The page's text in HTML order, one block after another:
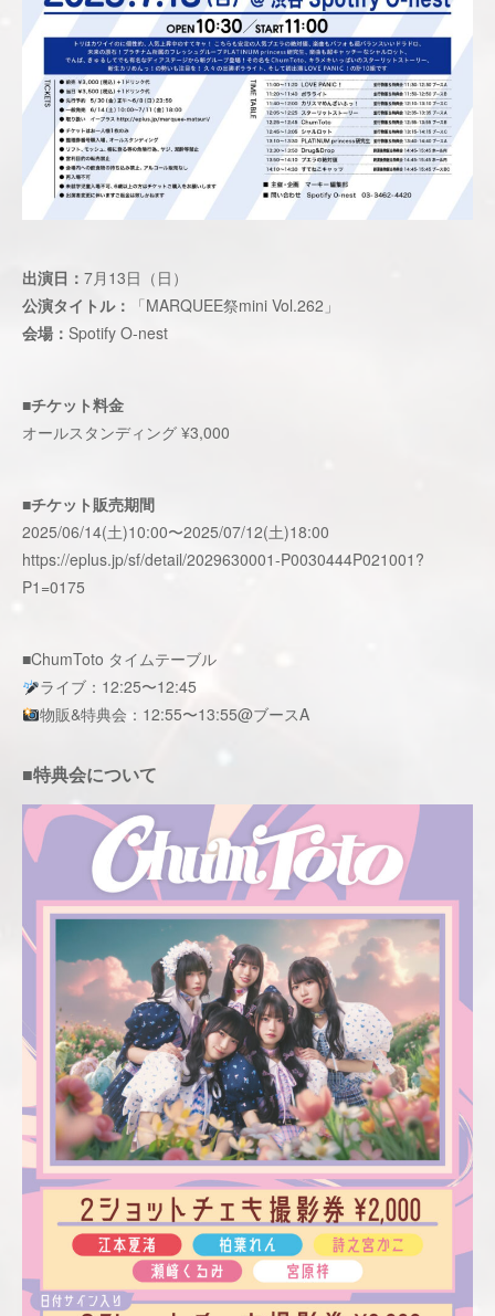
出演日： 7月13日（日）
公演タイトル：
「MARQUEE祭mini Vol.262」
会場： Spotify O-nest
■チケット料金
オールスタンディング ¥3,000
■チケット販売期間
2025/06/14(土)10:00〜2025/07/12(土)18:00
https://eplus.jp/sf/detail/2029630001-P0030444P021001?
P1=0175
■ChumToto タイムテーブル
ライブ：12:25〜12:45
物販&特典会：12:55〜13:55@ブースA
■特典会について